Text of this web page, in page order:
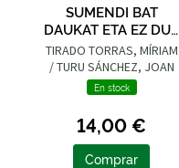
SUMENDI BAT
DAUKAT ETA EZ DUT
ARNASTU NAHI
TIRADO TORRAS, MÍRIAM
/ TURU SÁNCHEZ, JOAN
En stock
14,00 €
Comprar